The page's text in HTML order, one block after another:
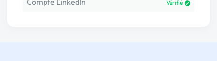
Compte LinkedIn Vérifié